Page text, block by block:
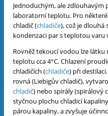
Jednoduchým, ale zdlouhavým
laboratorní teplotu. Pro
chladič (chladiče), což je dlouhá
kondenzaci par s teplotou varu
Rovněž tekoucí vodou lze
teplotu cca 4°C. Chlazení
chladičích (chladiče) při
rovná (Liebigův chladič),
chladič) nebo spirály (spirálový
styčnou plochu chladicí
párou kapaliny, a zvyšuje